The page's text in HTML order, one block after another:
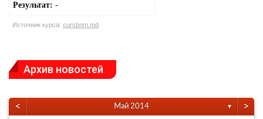
Результат: -
Источник курса: cursbnm.md
Архив новостей
< Май 2014 ▼ >